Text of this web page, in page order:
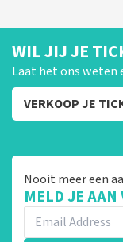
WIL JIJ JE
Laat het ons weten
VERKOOP JE
Nooit meer een
MELD JE